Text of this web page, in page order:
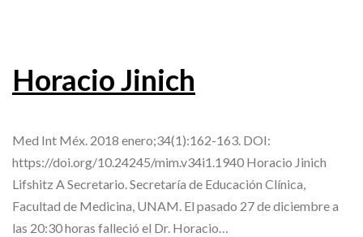
Horacio Jinich
Med Int Méx. 2018 enero;34(1):162-163. DOI:
https://doi.org/10.24245/mim.v34i1.1940 Horacio Jinich
Lifshitz A Secretario. Secretaría de Educación Clínica,
Facultad de Medicina, UNAM. El pasado 27 de diciembre a
las 20:30 horas falleció el Dr. Horacio…